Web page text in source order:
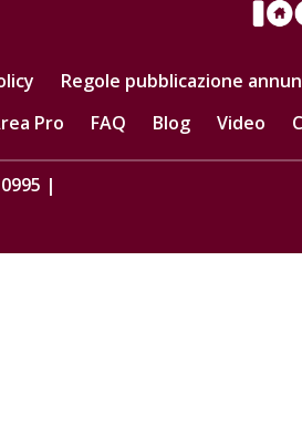
Regole pubblicazione
Pro
FAQ Blog Video
|